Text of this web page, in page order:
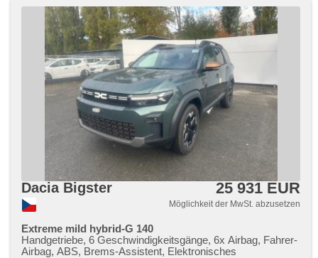
Sitze, höheneinstellbare Fahrersitz, Reifendrucksensor,
Vorderlichter LED, Heck LED Leuchte, autom. Aktivation der
Warnflutlicht, Nebelscheinwerfer, USB, Autoradio, digitální
příjem rádia (DAB), Außenthermometer, beheizte Spiegel,
beheizte Frontscheibe, Teilbare Rücksitzbank,
Heckscheibenwischer, Getönte Scheiben, Ausziehbare
Kopflehnen, LPG im Kfz-Schein
Dacia Bigster 25 931 EUR
Möglichkeit der MwSt. abzusetzen
Extreme mild hybrid-G 140
Handgetriebe, 6 Geschwindigkeitsgänge, 6x Airbag, Fahrer-
Airbag, ABS, Brems-Assistent, Elektronisches